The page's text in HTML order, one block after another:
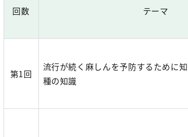
回数 テーマ
第1回
流行が続く麻しんを予防するために
種の知識